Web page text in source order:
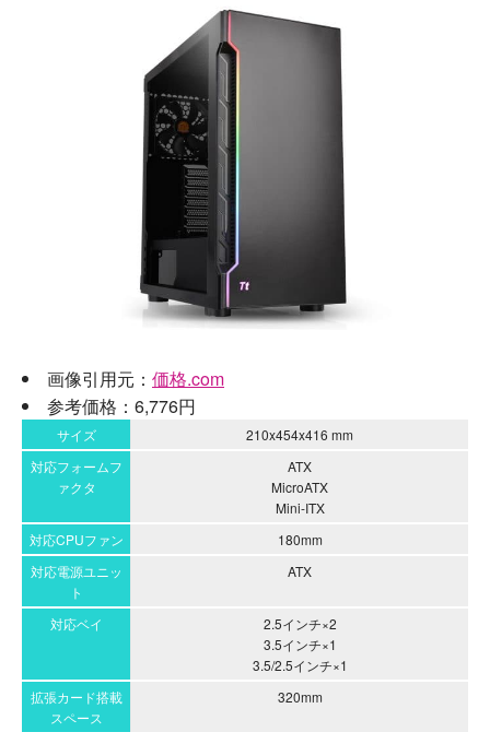
画像引用元： 価格.com
参考価格：6,776円
サイズ
210x454x416 mm
対応フォームフ
ァクタ
ATX
MicroATX
Mini-ITX
対応CPUファン
180mm
対応電源ユニッ
ト
ATX
対応ベイ
2.5インチ×2
3.5インチ×1
3.5/2.5インチ×1
拡張カード搭載
スペース
320mm